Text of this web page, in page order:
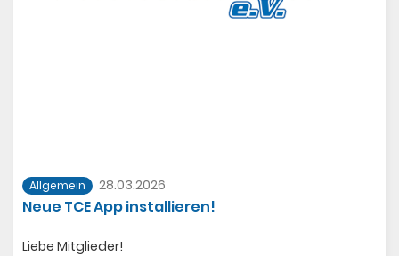
Allgemein 28.03.2026
Neue TCE App installieren!
Liebe Mitglieder!